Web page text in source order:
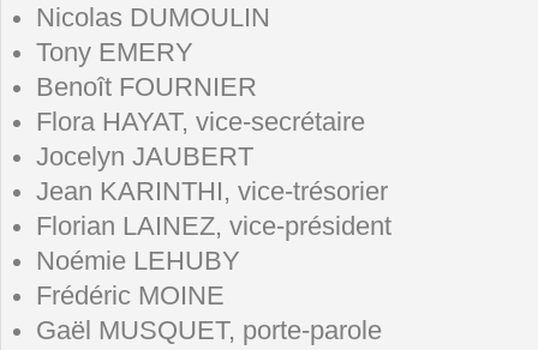
Nicolas DUMOULIN
Tony EMERY
Benoît FOURNIER
Flora HAYAT, vice-secrétaire
Jocelyn JAUBERT
Jean KARINTHI, vice-trésorier
Florian LAINEZ, vice-président
Noémie LEHUBY
Frédéric MOINE
Gaël MUSQUET, porte-parole